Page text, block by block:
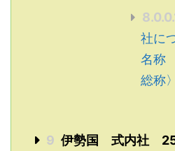
社に
名称
総称〉
9 伊勢国 式内社